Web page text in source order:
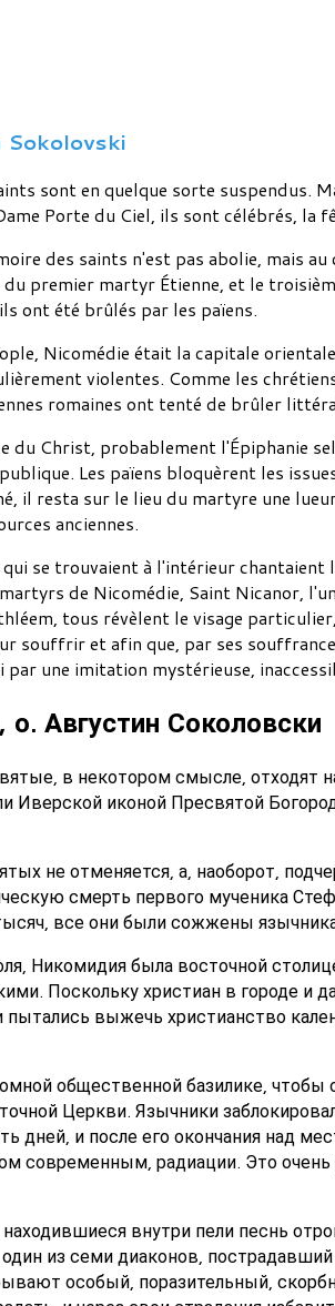
Sokolovski
sont en quelque sorte suspendus.
Porte du Ciel, ils sont célébrés, la
des saints n'est pas abolie, mais
premier martyr Étienne, et le
ont été brûlés par les païens.
Nicomédie était la capitale
violentes. Comme les
romaines ont tenté de brûler
du Christ, probablement l'Épiphanie
Les païens bloquèrent les
il resta sur le lieu du martyre une
anciennes.
se trouvaient à l'intérieur chantaient
de Nicomédie, Saint Nicanor,
tous révèlent le visage
souffrir et afin que, par ses
une imitation mystérieuse,
Августин Соколовски
в некотором смысле, отходят
иконой Пресвятой
не отменяется, а, наоборот,
смерть первого мученика
все они были сожжены
Никомидия была восточной
Поскольку христиан в городе и
выжечь христианство
общественной базилике,
Церкви. Язычники
дней, и после его окончания над
современным, радиации. Это
внутри пели песнь
из семи диаконов,
особый, поразительный,